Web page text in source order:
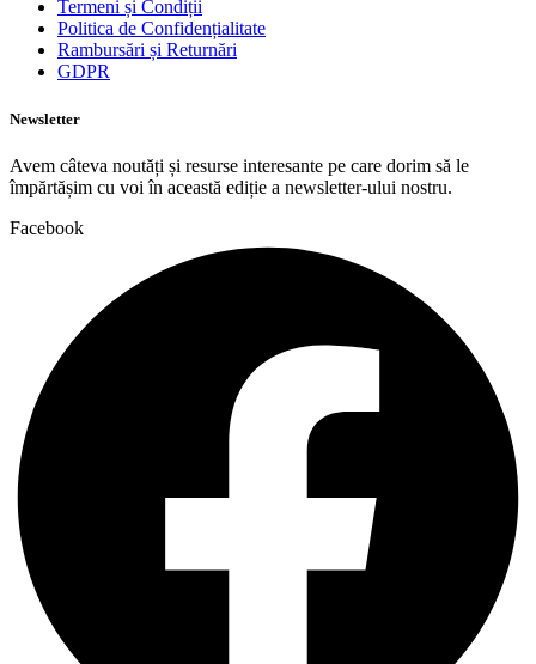
Termeni și Condiții
Politica de Confidențialitate
Rambursări și Returnări
GDPR
Newsletter
Avem câteva noutăți și resurse interesante pe care dorim să le
împărtășim cu voi în această ediție a newsletter-ului nostru.
Facebook